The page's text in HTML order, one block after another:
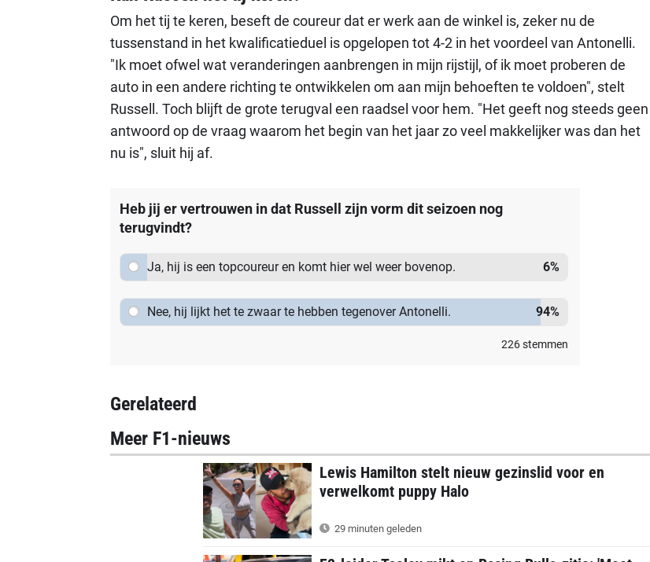
Om het tij te keren, beseft de coureur dat er werk aan de winkel is, zeker nu de
tussenstand in het kwalificatieduel is opgelopen tot 4-2 in het voordeel van Antonelli.
"Ik moet ofwel wat veranderingen aanbrengen in mijn rijstijl, of ik moet proberen de
auto in een andere richting te ontwikkelen om aan mijn behoeften te voldoen", stelt
Russell. Toch blijft de grote terugval een raadsel voor hem. "Het geeft nog steeds geen
antwoord op de vraag waarom het begin van het jaar zo veel makkelijker was dan het
nu is", sluit hij af.
Heb jij er vertrouwen in dat Russell zijn vorm dit seizoen nog
terugvindt?
Ja, hij is een topcoureur en komt hier wel weer bovenop. 6%
Nee, hij lijkt het te zwaar te hebben tegenover Antonelli. 94%
226stemmen
Gerelateerd
Meer F1-nieuws
Lewis Hamilton stelt nieuw gezinslid voor en
verwelkomt puppy Halo
29 minuten geleden